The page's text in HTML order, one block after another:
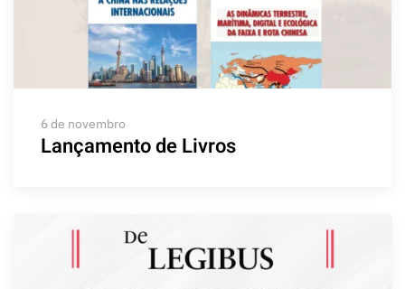
6 de novembro
Lançamento de Livros